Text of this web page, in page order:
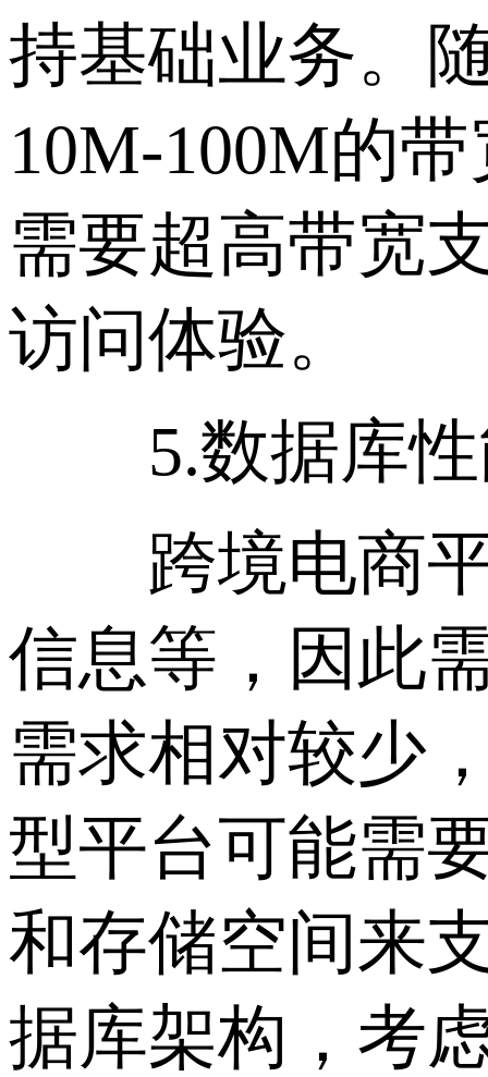
持基础业务。
10M-100M的
需要超高带宽
访问体验。
5.数据库性
跨境电商平
信息等，因此
需求相对较少
型平台可能需
和存储空间来
据库架构，考